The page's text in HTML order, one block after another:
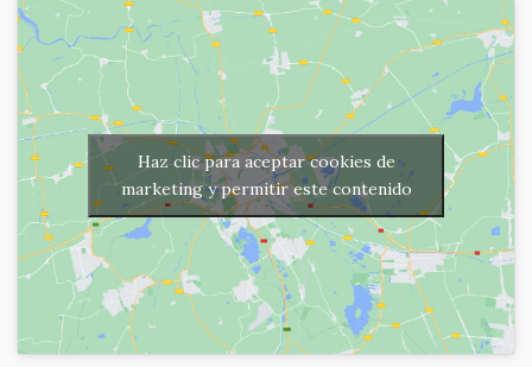
Haz clic para aceptar cookies de
marketing y permitir este contenido